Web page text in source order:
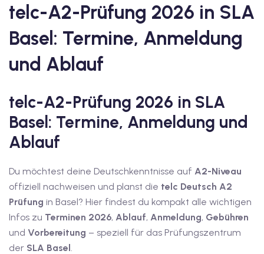
C1
Deutsch C1
C1
A1
Deutschkurse mit
telc-A2-Prüfung 2026 in SLA
Basel: Termine, Anmeldung
und Ablauf
telc-A2-Prüfung 2026 in SLA
Basel: Termine, Anmeldung und
Ablauf
Du möchtest deine Deutschkenntnisse auf A2-Niveau
offiziell nachweisen und planst die telc Deutsch A2
Prüfung in Basel? Hier findest du kompakt alle wichtigen
Infos zu Terminen 2026, Ablauf, Anmeldung, Gebühren
und Vorbereitung – speziell für das Prüfungszentrum
der SLA Basel